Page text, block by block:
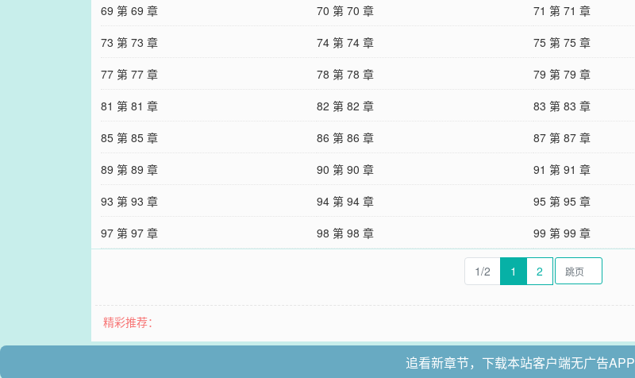
69 第 69 章
70 第 70 章 71 第 71 章
73 第 73 章
74 第 74 章 75 第 75 章
77 第 77 章
78 第 78 章 79 第 79 章
81 第 81 章
82 第 82 章 83 第 83 章
85 第 85 章
86 第 86 章 87 第 87 章
89 第 89 章
90 第 90 章 91 第 91 章
93 第 93 章
94 第 94 章 95 第 95 章
97 第 97 章
98 第 98 章 99 第 99 章
1/2 1 2
精彩推荐：
追看新章节，下载本站客户端无广告APP